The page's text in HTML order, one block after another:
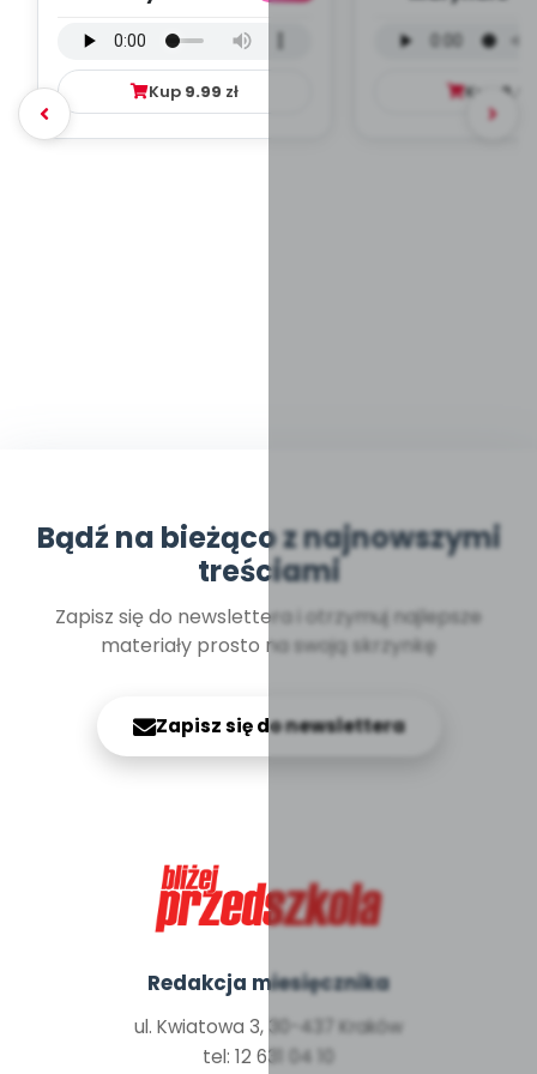
mp3)
Kup 9.99 zł Kup 9.99
Bądź na bieżąco z najnowszymi
treściami
Zapisz się do newslettera i otrzymuj najlepsze
materiały prosto na swoją skrzynkę
Zapisz się do newslettera
Redakcja miesięcznika
ul. Kwiatowa 3, 30-437 Kraków
tel: 12 631 04 10